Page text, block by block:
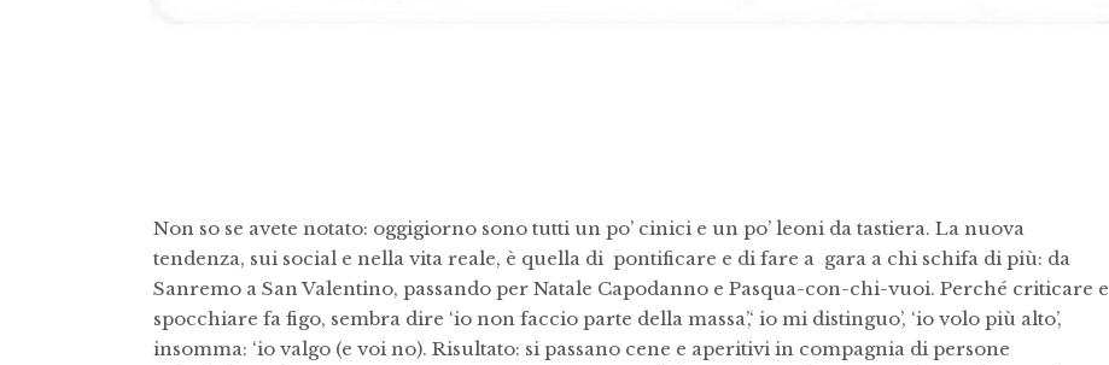
Non so se avete notato: oggigiorno sono tutti un po’ cinici e un po’ leoni da tastiera. La nuova
tendenza, sui social e nella vita reale, è quella di pontificare e di fare a gara a chi schifa di più: da
Sanremo a San Valentino, passando per Natale Capodanno e Pasqua-con-chi-vuoi. Perché criticare e
spocchiare fa figo, sembra dire ‘io non faccio parte della massa’,‘ io mi distinguo’, ‘io volo più alto’,
insomma: ‘io valgo (e voi no). Risultato: si passano cene e aperitivi in compagnia di persone